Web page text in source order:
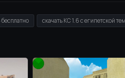
бесплатно скачать КС 1.6 с египетской